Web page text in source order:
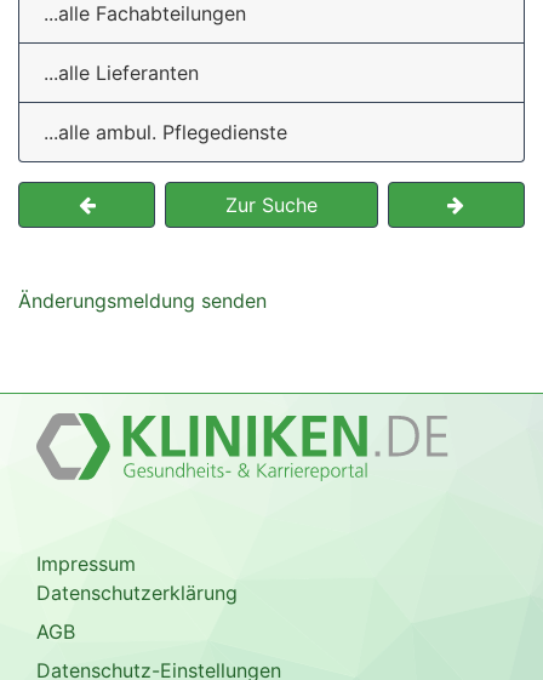
...alle Fachabteilungen
...alle Lieferanten
...alle ambul. Pflegedienste
Zur Suche
Änderungsmeldung senden
Impressum
Datenschutzerklärung
AGB
Datenschutz-Einstellungen